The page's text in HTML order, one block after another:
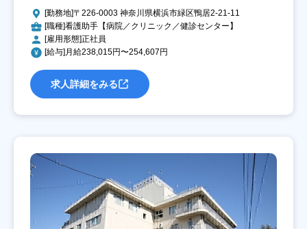
[勤務地]〒226-0003 神奈川県横浜市緑区鴨居2-21-11
[職種]看護助手【病院／クリニック／健診センター】
[雇用形態]正社員
[給与]月給238,015円〜254,607円
求人詳細をみる